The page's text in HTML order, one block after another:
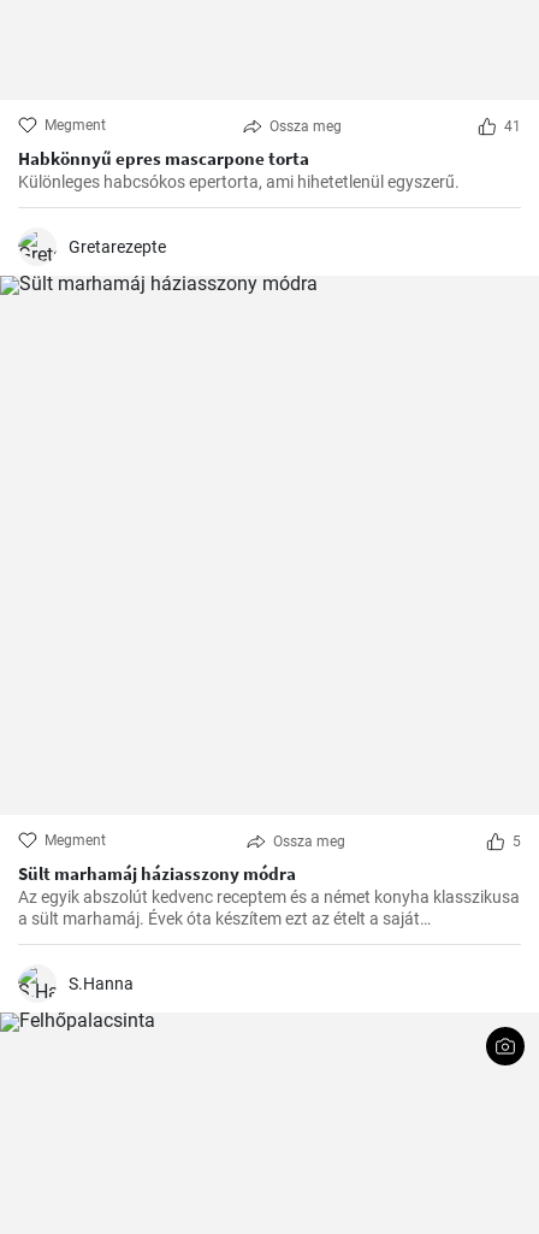
Megment Ossza meg 41
Habkönnyű epres mascarpone torta
Különleges habcsókos epertorta, ami hihetetlenül egyszerű.
Gretarezepte
Megment Ossza meg 5
Sült marhamáj háziasszony módra
Az egyik abszolút kedvenc receptem és a német konyha klasszikusa
a sült marhamáj. Évek óta készítem ezt az ételt a saját
konyhámban, és az idők során apró módosításokkal
S.Hanna